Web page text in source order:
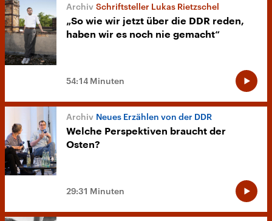
Schriftsteller Lukas Rietzschel
„So wie wir jetzt über die DDR reden,
haben wir es noch nie gemacht“
54:14 Minuten
Neues Erzählen von der DDR
Welche Perspektiven braucht der
Osten?
29:31 Minuten